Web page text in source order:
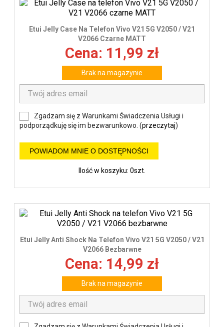
Etui Jelly Case Na Telefon Vivo V21 5G V2050 / V21
V2066 Czarne MATT
Cena: 11,99 zł
Brak na magazynie
Zgadzam się z Warunkami Świadczenia Usługi i
podporządkuję się im bezwarunkowo. (przeczytaj)
POWIADOM MNIE O DOSTĘPNOŚCI
Ilość w koszyku: 0szt.
Etui Jelly Anti Shock Na Telefon Vivo V21 5G V2050 / V21
V2066 Bezbarwne
Cena: 14,99 zł
Brak na magazynie